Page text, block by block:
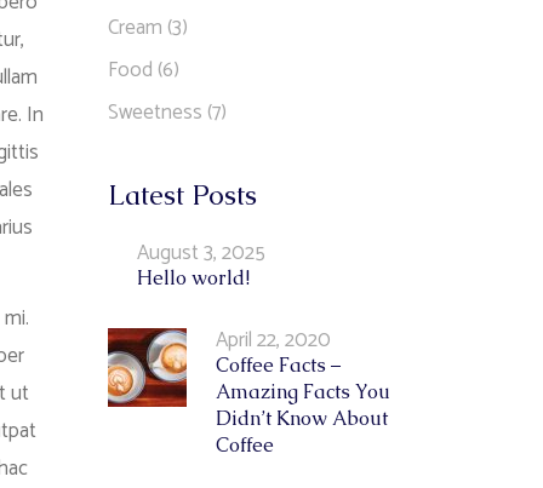
In
ut
Cream (3)
Food (6)
Sweetness (7)
Latest Posts
August 3, 2025
Hello world!
April 22, 2020
Coffee Facts –
Amazing Facts You
Didn’t Know About
Coffee